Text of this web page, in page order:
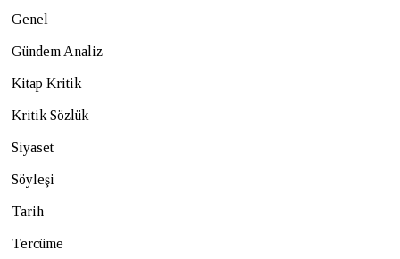
Genel
Gündem Analiz
Kitap Kritik
Kritik Sözlük
Siyaset
Söyleşi
Tarih
Tercüme